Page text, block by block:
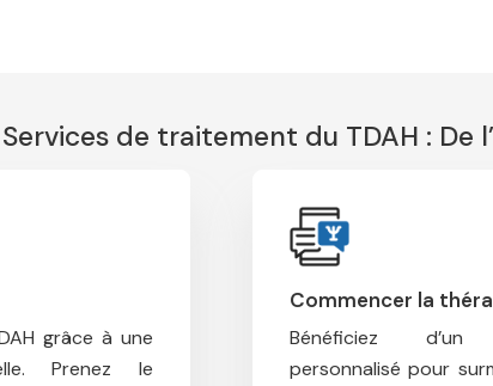
Services de traitement du TDAH : De
grâce à une
Prenez le
Commencer la
Bénéficiez d’un
personnalisé pour